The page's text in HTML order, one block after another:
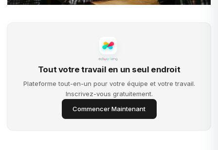
Tout votre travail en un seul endroit
Plateforme tout-en-un pour votre équipe et votre travail.
Inscrivez-vous gratuitement.
Commencer Maintenant